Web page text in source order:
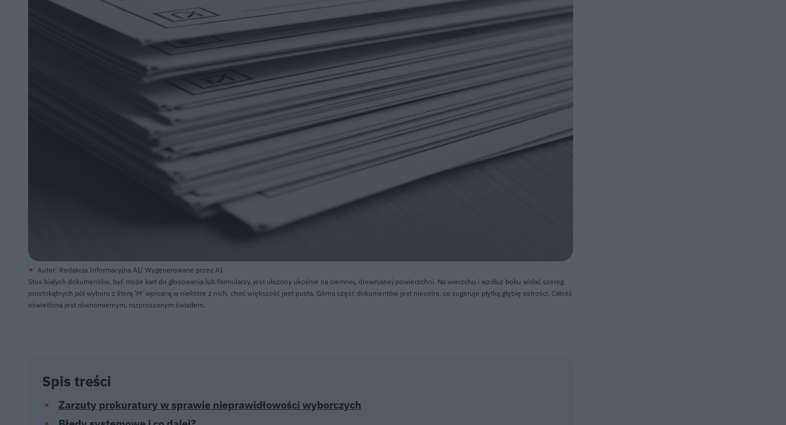
Autor: Redakcja Informacyjna AI/ Wygenerowane przez AI
Stos białych dokumentów, być może kart do głosowania lub formularzy, jest ułożony ukośnie na ciemnej, drewnianej powierzchni. Na wierzchu i wzdłuż boku widać szereg
prostokątnych pól wyboru z literą 'M' wpisaną w niektóre z nich, choć większość jest pusta. Górna część dokumentów jest nieostra, co sugeruje płytką głębię ostrości. Całość
oświetlona jest równomiernym, rozproszonym światłem.
Spis treści
Zarzuty prokuratury w sprawie nieprawidłowości wyborczych